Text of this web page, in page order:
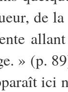
de
» (p.
ici